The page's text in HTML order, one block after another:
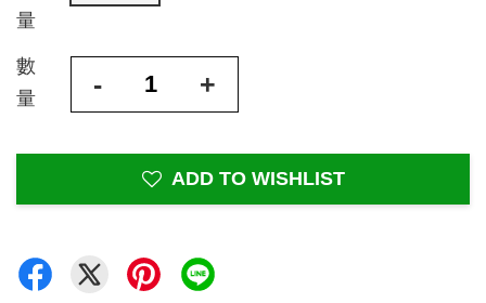
量
數
量
- +
ADD TO WISHLIST